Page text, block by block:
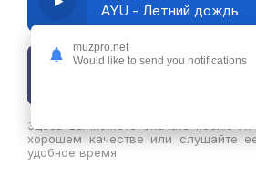
AYU - Летний дождь
Здесь вы можете скачать песню
хорошем качестве или слушайте
удобное время
muzpro.net
Would like to send you notifications